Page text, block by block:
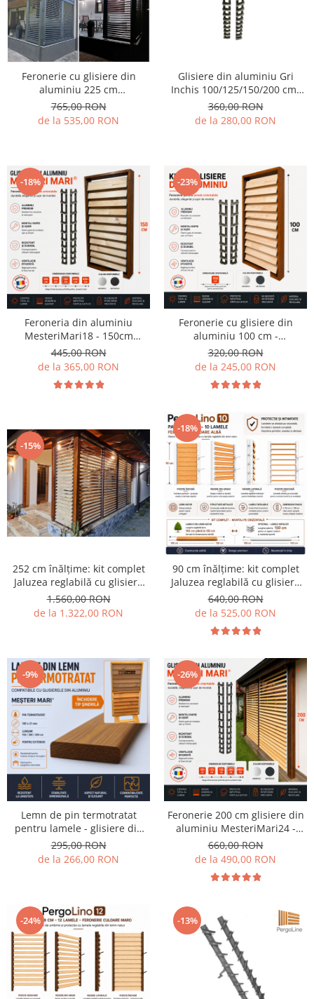
Feronerie cu glisiere din
aluminiu 225 cm
MesteriMari27 - pentru 27 de
lamele
765,00 RON
de la 535,00 RON
Glisiere din aluminiu Gri
Inchis 100/125/150/200 cm-
MesteriMari - pentru jaluzele
de terasa si lamele orientabile
360,00 RON
de la 280,00 RON
-18%
Feroneria din aluminiu
MesteriMari18 - 150cm
pentru 18 lamele
445,00 RON
de la 365,00 RON
-23%
Feronerie cu glisiere din
aluminiu 100 cm -
MesteriMari12 - pentru 12 de
lamele orientabile - Jaluzele
de terasa
320,00 RON
de la 245,00 RON
-15%
252 cm înălțime: kit complet
Jaluzea reglabilă cu glisiere
metalice + 28 lamele 100-130
cm din lemn de pin natur
1.560,00 RON
de la 1.322,00 RON
-18%
90 cm înălțime: kit complet
Jaluzea reglabilă cu glisiere
metalice PergoLino10 + 10
lamele 110-130 cm din lemn
de pin natur
640,00 RON
de la 525,00 RON
-9%
Lemn de pin termotratat
pentru lamele - glisiere din
aluminiu Mesteri Mari. Pachet
de 6 bucati x 150/ 200 / 250
cm.
295,00 RON
de la 266,00 RON
-26%
Feronerie 200 cm glisiere din
aluminiu MesteriMari24 -
pentru 24 de lamele
orientabile
660,00 RON
de la 490,00 RON
-24% -13%